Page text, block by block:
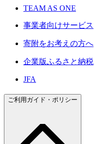
TEAM AS ONE
事業者向けサービス
寄附をお考えの方へ
企業版ふるさと納税
JFA
ご利用ガイド・ポリシー